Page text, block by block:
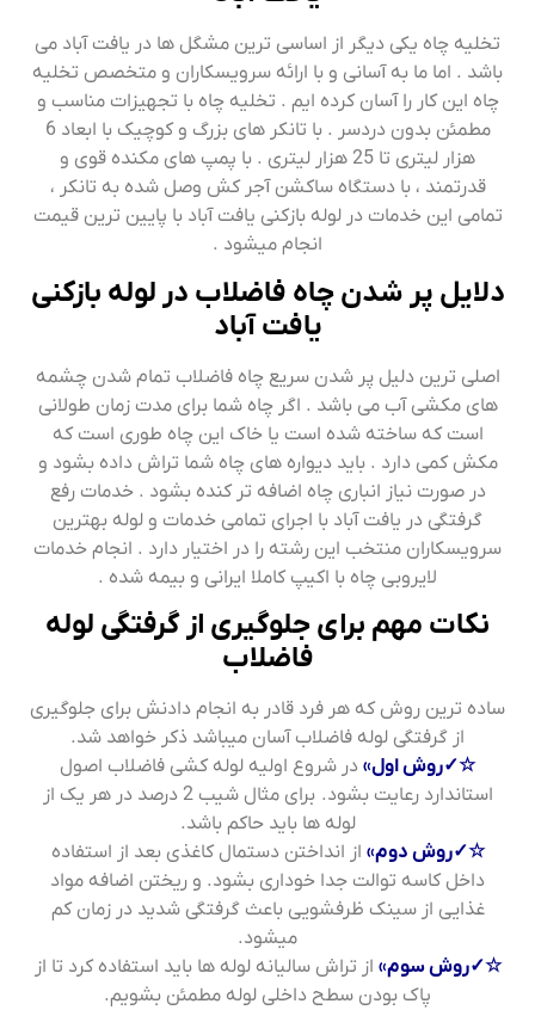
تخلیه چاه یکی دیگر از اساسی ترین مشگل ها در یافت آباد می
باشد . اما ما به آسانی و با ارائه سرویسکاران و متخصص تخلیه
چاه این کار را آسان کرده ایم . تخلیه چاه با تجهیزات مناسب و
مطمئن بدون دردسر . با تانکر های بزرگ و کوچیک با ابعاد 6
هزار لیتری تا 25 هزار لیتری . با پمپ های مکنده قوی و
قدرتمند ، با دستگاه ساکشن آجر کش وصل شده به تانکر ،
تمامی این خدمات در لوله بازکنی یافت آباد با پایین ترین قیمت
انجام میشود .
دلایل پر شدن چاه فاضلاب در لوله بازکنی
یافت آباد
اصلی ترین دلیل پر شدن سریع چاه فاضلاب تمام شدن چشمه
های مکشی آب می باشد . اگر چاه شما برای مدت زمان طولانی
است که ساخته شده است یا خاک این چاه طوری است که
مکش کمی دارد . باید دیواره های چاه شما تراش داده بشود و
در صورت نیاز انباری چاه اضافه تر کنده بشود . خدمات رفع
گرفتگی در یافت آباد با اجرای تمامی خدمات و لوله بهترین
سرویسکاران منتخب این رشته را در اختیار دارد . انجام خدمات
لایروبی چاه با اکیپ کاملا ایرانی و بیمه شده .
نکات مهم برای جلوگیری از گرفتگی لوله
فاضلاب
ساده ترین روش که هر فرد قادر به انجام دادنش برای جلوگیری
از گرفتگی لوله فاضلاب آسان میباشد ذکر خواهد شد.
☆✓روش اول» در شروع اولیه لوله کشی فاضلاب اصول
استاندارد رعایت بشود. برای مثال شیب 2 درصد در هر یک از
لوله ها باید حاکم باشد.
☆✓روش دوم» از انداختن دستمال کاغذی بعد از استفاده
داخل کاسه توالت جدا خوداری بشود. و ریختن اضافه مواد
غذایی از سینک ظرفشویی باعث گرفتگی شدید در زمان کم
میشود.
☆✓روش سوم» از تراش سالیانه لوله ها باید استفاده کرد تا از
پاک بودن سطح داخلی لوله مطمئن بشویم.